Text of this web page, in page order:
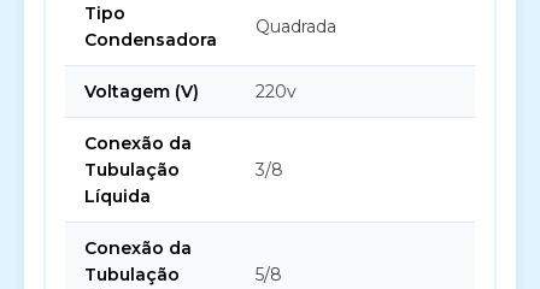
Tipo
Condensadora
Quadrada
Voltagem (V) 220v
Conexão da
Tubulação
Líquida
3/8
Conexão da
Tubulação
5/8